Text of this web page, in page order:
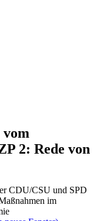
vom
2: Rede von
CDU/CSU und SPD
im